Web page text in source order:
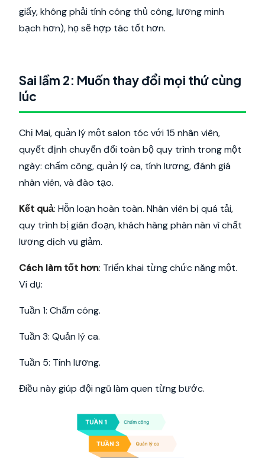
giấy, không phải tính công thủ công, lương minh
bạch hơn), họ sẽ hợp tác tốt hơn.
Sai lầm 2: Muốn thay đổi mọi thứ cùng
lúc
Chị Mai, quản lý một salon tóc với 15 nhân viên,
quyết định chuyển đổi toàn bộ quy trình trong một
ngày: chấm công, quản lý ca, tính lương, đánh giá
nhân viên, và đào tạo.
Kết quả: Hỗn loạn hoàn toàn. Nhân viên bị quá tải,
quy trình bị gián đoạn, khách hàng phàn nàn vì chất
lượng dịch vụ giảm.
Cách làm tốt hơn: Triển khai từng chức năng một.
Ví dụ:
Tuần 1: Chấm công.
Tuần 3: Quản lý ca.
Tuần 5: Tính lương.
Điều này giúp đội ngũ làm quen từng bước.